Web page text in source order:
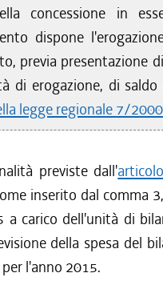
concessione in
dispone
previa presentazione
di erogazione, di
legge regionale 7/2000
previste dall'
inserito dal comma
a carico dell'unità di
della spesa del
l'anno 2015.